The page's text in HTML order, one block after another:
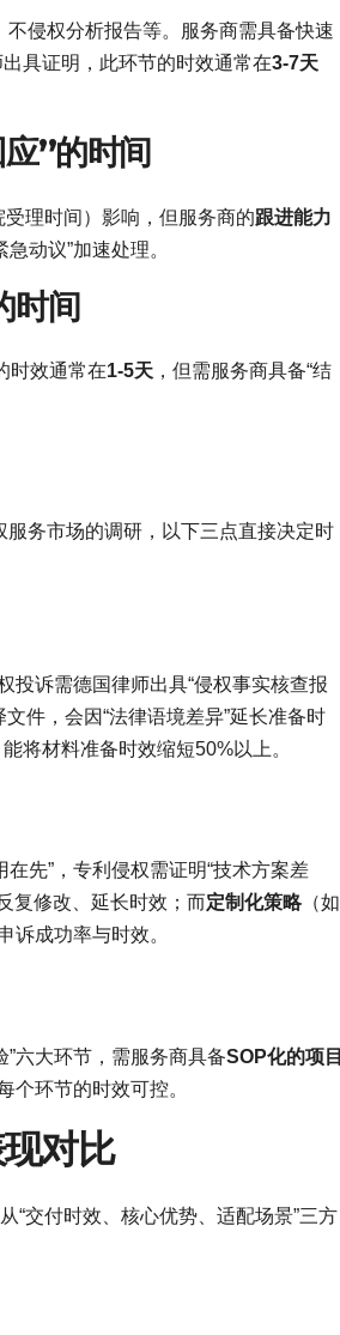
不侵权分析报告等。服务商需具备快速
具证明，此环节的时效通常在3-7天
”的时间
理时间）影响，但服务商的跟进能力
动议”加速处理。
时间
时效通常在1-5天 ，但需服务商具备“结
务市场的调研，以下三点直接决定时
诉需德国律师出具“侵权事实核查报
件，会因“法律语境差异”延长准备时
将材料准备时效缩短50%以上。
先”，专利侵权需证明“技术方案差
复修改、延长时效；而定制化策略（如
诉成功率与时效。
大环节，需服务商具备SOP化的项目
环节的时效可控。
对比
“交付时效、核心优势、适配场景”三方